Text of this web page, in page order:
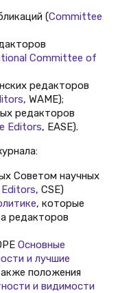
(Committee
Committee of
редакторов
, WAME);
редакторов
Editors, EASE).
Советом научных
, CSE)
, которые
редакторов
Основные
и лучшие
положения
и видимости